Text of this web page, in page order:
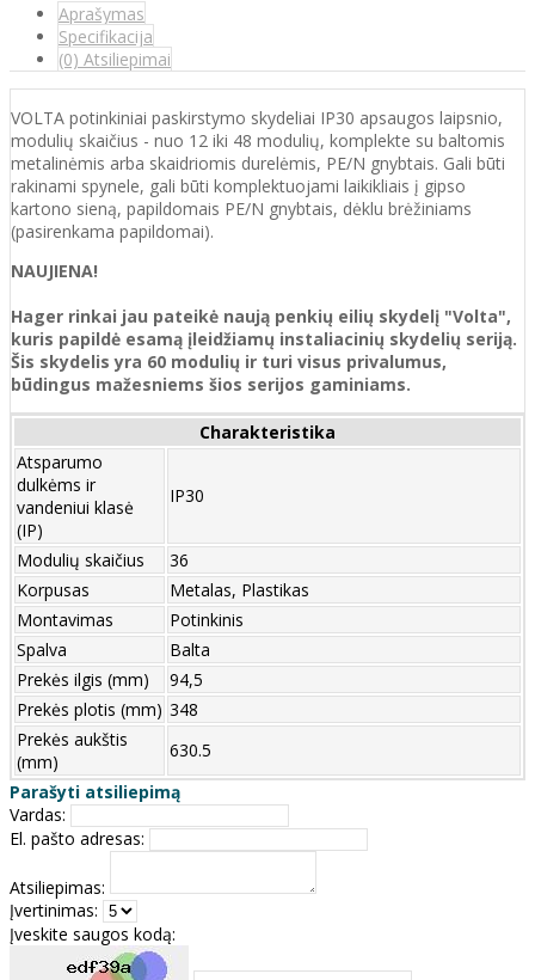
Aprašymas
Specifikacija
(0) Atsiliepimai
VOLTA potinkiniai paskirstymo skydeliai IP30 apsaugos laipsnio,
modulių skaičius - nuo 12 iki 48 modulių, komplekte su baltomis
metalinėmis arba skaidriomis durelėmis, PE/N gnybtais. Gali būti
rakinami spynele, gali būti komplektuojami laikikliais į gipso
kartono sieną, papildomais PE/N gnybtais, dėklu brėžiniams
(pasirenkama papildomai).
NAUJIENA!
Hager rinkai jau pateikė naują penkių eilių skydelį "Volta",
kuris papildė esamą įleidžiamų instaliacinių skydelių seriją.
Šis skydelis yra 60 modulių ir turi visus privalumus,
būdingus mažesniems šios serijos gaminiams.
Charakteristika
Atsparumo
dulkėms ir
vandeniui klasė
(IP)
IP30
Modulių skaičius
36
Korpusas
Metalas, Plastikas
Montavimas
Potinkinis
Spalva
Balta
Prekės ilgis (mm)
94,5
Prekės plotis (mm) 348
Prekės aukštis
(mm)
630.5
Parašyti atsiliepimą
Vardas:
El. pašto adresas:
Atsiliepimas:
Įvertinimas:
Įveskite saugos kodą: